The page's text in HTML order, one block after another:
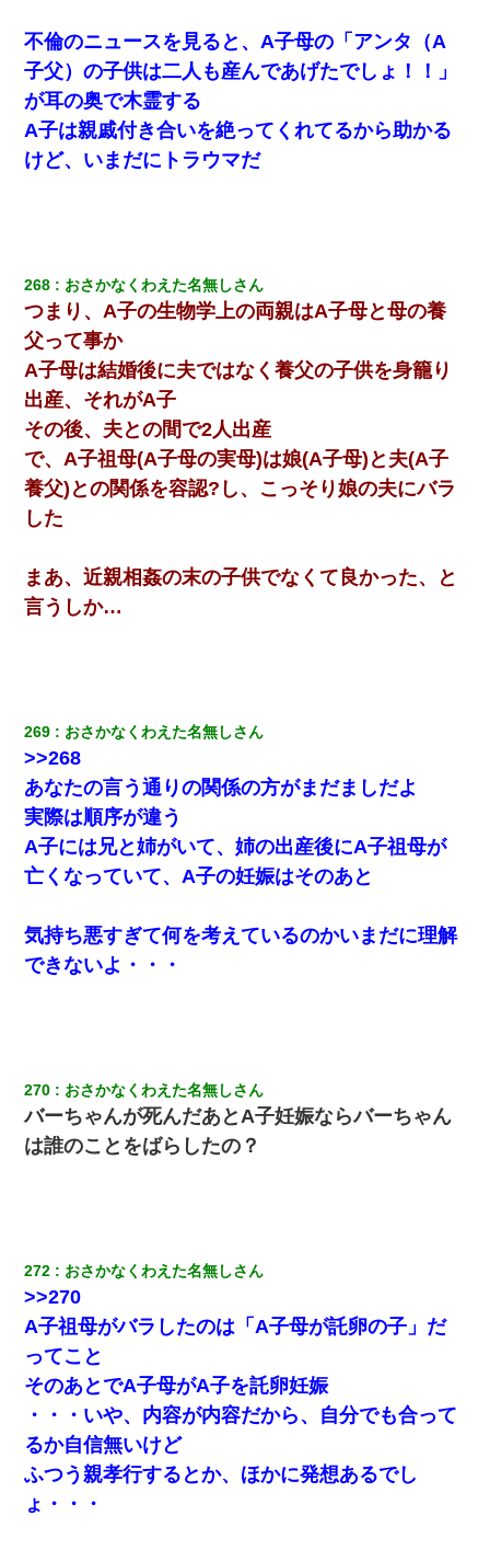
私（23）冗談のつもりで上司（27）に胸を揉ませた結果・・・
旦那が長男のDNA鑑定をしたら血縁関係0%だった。旦那「やっぱ
りウワキしてたんだな…」長男「俺は誰の子供なの？」長女・次
男「ウワキ女！」
何年か前に妹は離婚している。当時生まれた姪が義弟の子じゃな
【衝撃】嫁父の会社に勤続１０年、手取り１４万 → 俺「２２万も
らえる会社から誘われた。転職したい」義父「クビ！（激怒」嫁
「離婚！（激怒」
【復讐】義兄嫁「生活費、足りない分を貸してほしい」私「貸す
わけないでしょｗｗｗｗ」→ 理由を話したら泣き出して・・私
（あまりにも希望通り）
【衝撃】婚約者「兄と結婚はするけど嫁入りするわけじゃない。
お互い干渉はしないようにしましょう」→ その後に結納金の話を
したので、母が・・・
俺「初対面でなに言ったか覚えてる？」嫁「臭いんだよ！キモオ
タ？だっけ？」俺「だいたい合ってる。で、なんで告白してきた
の？」→
居酒屋にて。兄の紹介者「お酒飲みなって」私「未成年なので無
理です！」酷すぎるワードの連発で、耐えきれず店員に5千円を渡
し「お勘定です。逃がして下さい」その後、録音内容を父に聞か
せたら...
ナンパにほいほい付いていった私、地獄に落ちる
い？音楽聞こえる」と言っていて…
た。ある日、オッサンが火かき棒を持って顔を真っ赤にしながら
走り回っていて…
夫の友達がBBQを定期的に開催して夫婦で参加してたんだけど、
妻が亡くなったんだけど正直ガチで嬉しい
生保レディと行為する為に駆け引きしてみた結果ｗｗｗｗｗｗｗ
ｗｗｗｗｗ
嫁に不倫されたから嫁と不倫相手に1000万の慰謝料請求した
絡無しは無理」上司「いいから付けろ！」→
不倫のニュースを見ると、A子母の「アンタ（A
子父）の子供は二人も産んであげたでしょ！！」
が耳の奥で木霊する
A子は親戚付き合いを絶ってくれてるから助かる
けど、いまだにトラウマだ
268 おさかなくわえた名無しさん
つまり、A子の生物学上の両親はA子母と母の養
父って事か
A子母は結婚後に夫ではなく養父の子供を身籠り
出産、それがA子
その後、夫との間で2人出産
で、A子祖母(A子母の実母)は娘(A子母)と夫(A子
養父)との関係を容認?し、こっそり娘の夫にバラ
した
まあ、近親相姦の末の子供でなくて良かった、と
言うしか…
269 おさかなくわえた名無しさん
>>268
あなたの言う通りの関係の方がまだましだよ
実際は順序が違う
A子には兄と姉がいて、姉の出産後にA子祖母が
亡くなっていて、A子の妊娠はそのあと
気持ち悪すぎて何を考えているのかいまだに理解
できないよ・・・
270 おさかなくわえた名無しさん
バーちゃんが死んだあとA子妊娠ならバーちゃん
は誰のことをばらしたの？
272 おさかなくわえた名無しさん
>>270
A子祖母がバラしたのは「A子母が託卵の子」だ
ってこと
そのあとでA子母がA子を託卵妊娠
・・・いや、内容が内容だから、自分でも合って
るか自信無いけど
ふつう親孝行するとか、ほかに発想あるでし
ょ・・・